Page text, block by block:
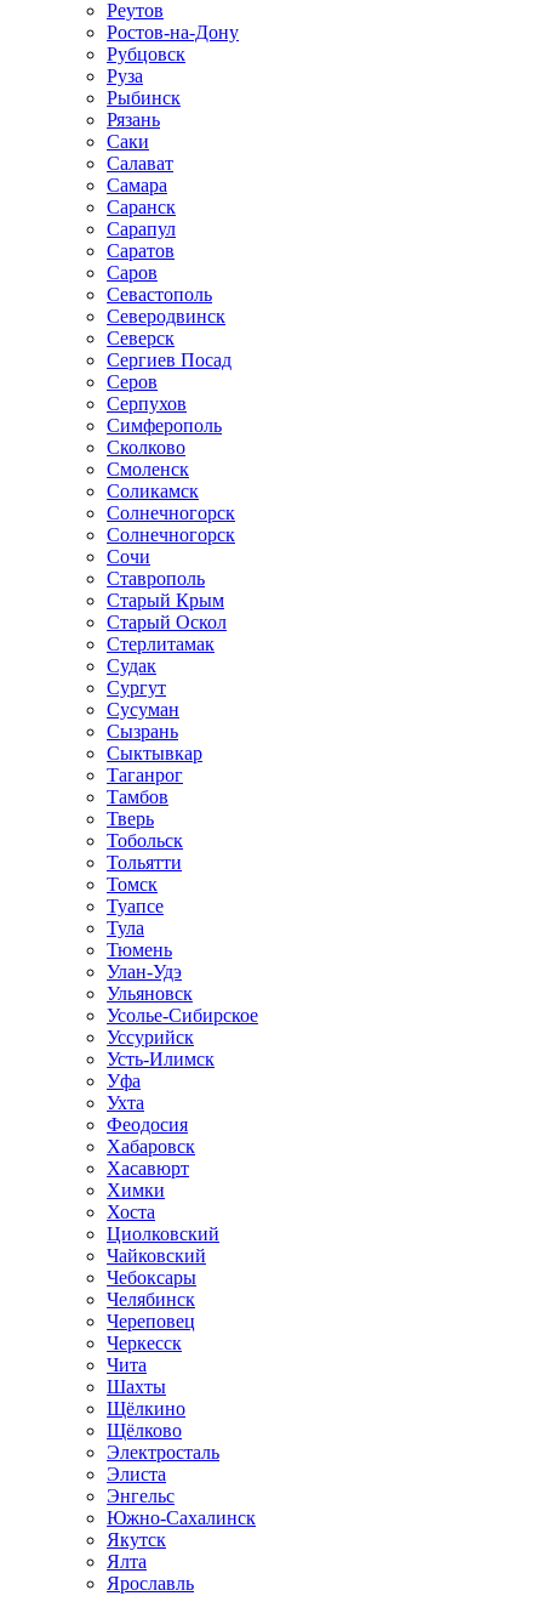
Реутов
Ростов-на-Дону
Рубцовск
Руза
Рыбинск
Рязань
Саки
Салават
Самара
Саранск
Сарапул
Саратов
Саров
Севастополь
Северодвинск
Северск
Сергиев Посад
Серов
Серпухов
Симферополь
Сколково
Смоленск
Соликамск
Солнечногорск
Солнечногорск
Сочи
Ставрополь
Старый Крым
Старый Оскол
Стерлитамак
Судак
Сургут
Сусуман
Сызрань
Сыктывкар
Таганрог
Тамбов
Тверь
Тобольск
Тольятти
Томск
Туапсе
Тула
Тюмень
Улан-Удэ
Ульяновск
Усолье-Сибирское
Уссурийск
Усть-Илимск
Уфа
Ухта
Феодосия
Хабаровск
Хасавюрт
Химки
Хоста
Циолковский
Чайковский
Чебоксары
Челябинск
Череповец
Черкесск
Чита
Шахты
Щёлкино
Щёлково
Электросталь
Элиста
Энгельс
Южно-Сахалинск
Якутск
Ялта
Ярославль